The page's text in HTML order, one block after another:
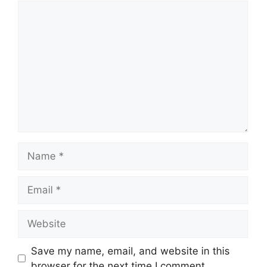
Save my name, email, and website in this